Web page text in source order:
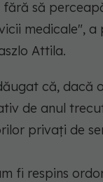
fără să
medicale",
Attila.
că, dacă
de anul
privaţi de
fi respins